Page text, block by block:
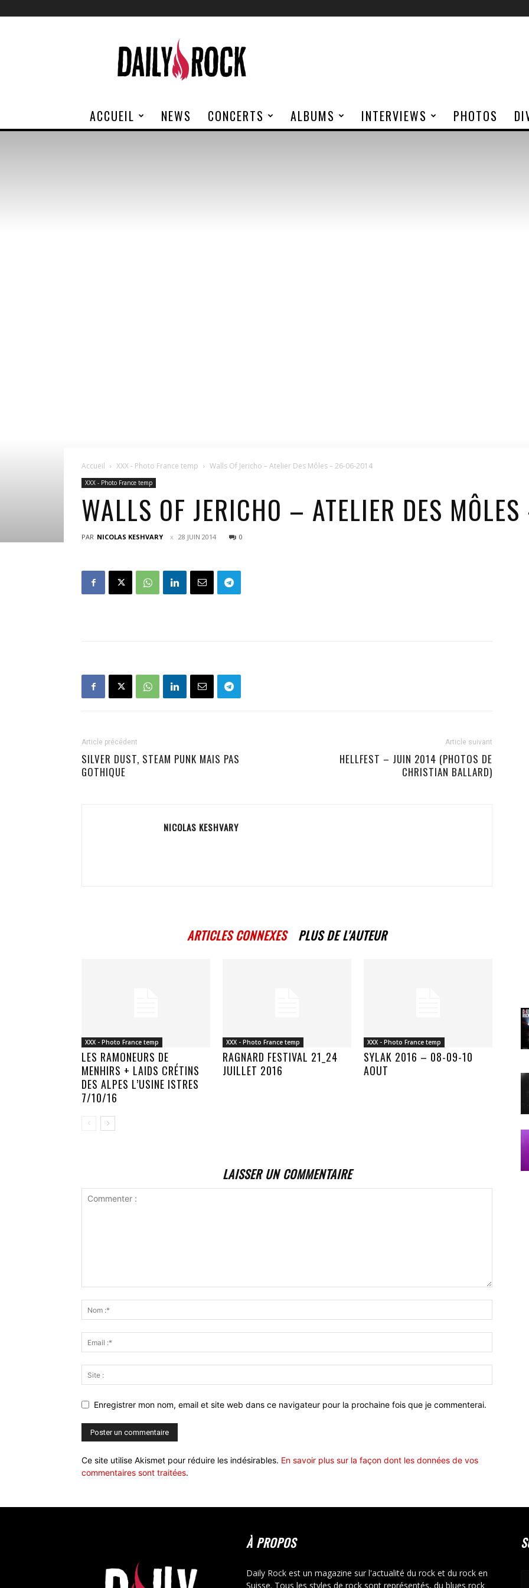
Rock
ACCUEIL NEWS CONCERTS ALBUMS INTERVIEWS PHOTOS
Accueil XXX - Photo France temp Walls Of Jericho – Atelier Des Môles – 26-06-2014
XXX - Photo France temp
WALLS OF JERICHO – ATELIER DES
PAR NICOLAS KESHVARY 28 JUIN 2014 0
Article précédent
SILVER DUST, STEAM PUNK MAIS PAS
GOTHIQUE
Article suivant
HELLFEST – JUIN 2014 (PHOTOS DE
CHRISTIAN BALLARD)
NICOLAS KESHVARY
ARTICLES CONNEXES PLUS DE L'AUTEUR
XXX - Photo France temp
LES RAMONEURS DE
MENHIRS + LAIDS CRÉTINS
DES ALPES L’USINE ISTRES
7/10/16
XXX - Photo France temp
RAGNARD FESTIVAL 21_24
JUILLET 2016
XXX - Photo France temp
SYLAK 2016 – 08-09-10
AOUT
LAISSER UN COMMENTAIRE
Enregistrer mon nom, email et site web dans ce navigateur pour la prochaine fois que je commenterai.
Ce site utilise Akismet pour réduire les indésirables. En savoir plus sur la façon dont les données de vos
commentaires sont traitées.
À PROPOS
Daily Rock est un magazine sur l'actualité du rock et du rock en
Suisse. Tous les styles de rock sont représentés, du blues rock